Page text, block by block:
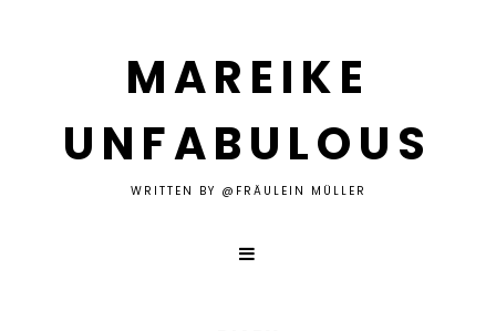
MAREIKE
UNFABULOUS
WRITTEN BY @FRÄULEIN MÜLLER